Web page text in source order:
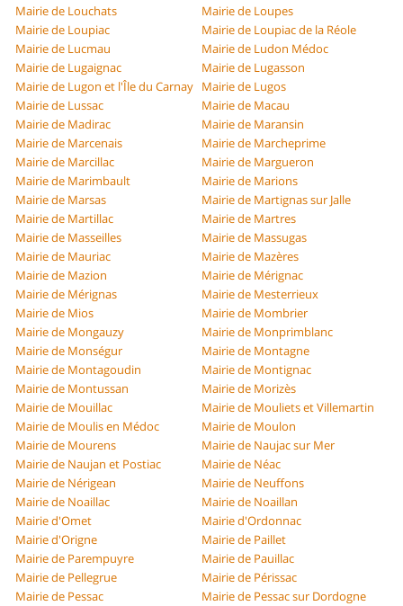
Mairie de Louchats
Mairie de Loupes
Mairie de Loupiac
Mairie de Loupiac de la Réole
Mairie de Lucmau
Mairie de Ludon Médoc
Mairie de Lugaignac
Mairie de Lugasson
Mairie de Lugon et l'Île du Carnay Mairie de Lugos
Mairie de Lussac
Mairie de Macau
Mairie de Madirac
Mairie de Maransin
Mairie de Marcenais
Mairie de Marcheprime
Mairie de Marcillac
Mairie de Margueron
Mairie de Marimbault
Mairie de Marions
Mairie de Marsas
Mairie de Martignas sur Jalle
Mairie de Martillac
Mairie de Martres
Mairie de Masseilles
Mairie de Massugas
Mairie de Mauriac
Mairie de Mazères
Mairie de Mazion
Mairie de Mérignac
Mairie de Mérignas
Mairie de Mesterrieux
Mairie de Mios
Mairie de Mombrier
Mairie de Mongauzy
Mairie de Monprimblanc
Mairie de Monségur
Mairie de Montagne
Mairie de Montagoudin
Mairie de Montignac
Mairie de Montussan
Mairie de Morizès
Mairie de Mouillac
Mairie de Mouliets et Villemartin
Mairie de Moulis en Médoc
Mairie de Moulon
Mairie de Mourens
Mairie de Naujac sur Mer
Mairie de Naujan et Postiac
Mairie de Néac
Mairie de Nérigean
Mairie de Neuffons
Mairie de Noaillac
Mairie de Noaillan
Mairie d'Omet
Mairie d'Ordonnac
Mairie d'Origne
Mairie de Paillet
Mairie de Parempuyre
Mairie de Pauillac
Mairie de Pellegrue
Mairie de Périssac
Mairie de Pessac
Mairie de Pessac sur Dordogne